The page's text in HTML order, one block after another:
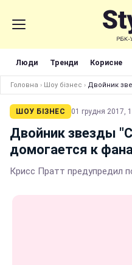
Люди Тренди Корисне
Головна › Шоу бізнес › Двойник
ШОУ БІЗНЕС 01 грудня 2017,
Двойник звезды
домогается к
Крисс Пратт предупредил